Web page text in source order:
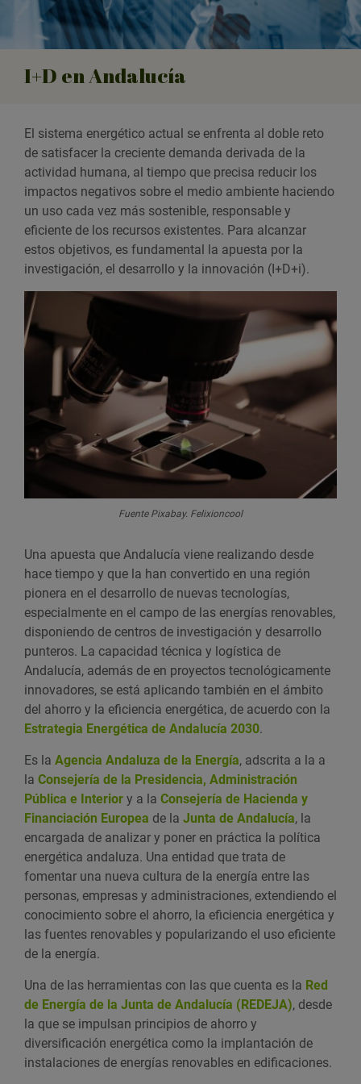
I+D en Andalucía
El sistema energético actual se enfrenta al doble reto
de satisfacer la creciente demanda derivada de la
actividad humana, al tiempo que precisa reducir los
impactos negativos sobre el medio ambiente haciendo
un uso cada vez más sostenible, responsable y
eficiente de los recursos existentes. Para alcanzar
estos objetivos, es fundamental la apuesta por la
investigación, el desarrollo y la innovación (I+D+i).
Fuente Pixabay. Felixioncool
Una apuesta que Andalucía viene realizando desde
hace tiempo y que la han convertido en una región
pionera en el desarrollo de nuevas tecnologías,
especialmente en el campo de las energías renovables,
disponiendo de centros de investigación y desarrollo
punteros. La capacidad técnica y logística de
Andalucía, además de en proyectos tecnológicamente
innovadores, se está aplicando también en el ámbito
del ahorro y la eficiencia energética, de acuerdo con la
Estrategia Energética de Andalucía 2030.
Es la Agencia Andaluza de la Energía, adscrita a la a
la Consejería de la Presidencia, Administración
Pública e Interior y a la Consejería de Hacienda y
Financiación Europea de la Junta de Andalucía, la
encargada de analizar y poner en práctica la política
energética andaluza. Una entidad que trata de
fomentar una nueva cultura de la energía entre las
personas, empresas y administraciones, extendiendo el
conocimiento sobre el ahorro, la eficiencia energética y
las fuentes renovables y popularizando el uso eficiente
de la energía.
Una de las herramientas con las que cuenta es la Red
de Energía de la Junta de Andalucía (REDEJA), desde
la que se impulsan principios de ahorro y
diversificación energética como la implantación de
instalaciones de energías renovables en edificaciones.